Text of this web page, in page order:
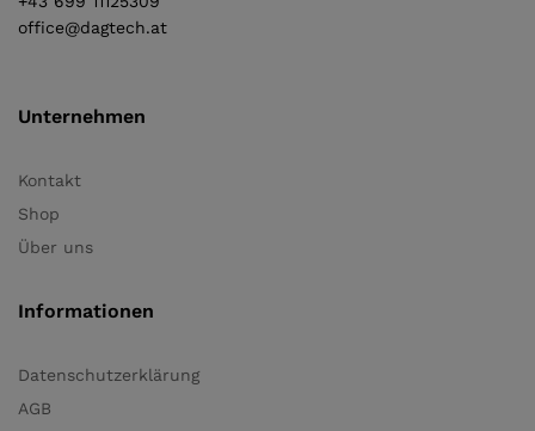
office@dagtech.at
Unternehmen
Kontakt
Shop
Über uns
Informationen
Datenschutzerklärung
AGB